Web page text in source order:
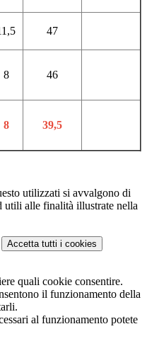
47
8 46
8 39,5
utilizzati si avvalgono di
utili alle finalità illustrate nella
Accetta tutti i cookies
quali cookie consentire.
il funzionamento della
al funzionamento potete